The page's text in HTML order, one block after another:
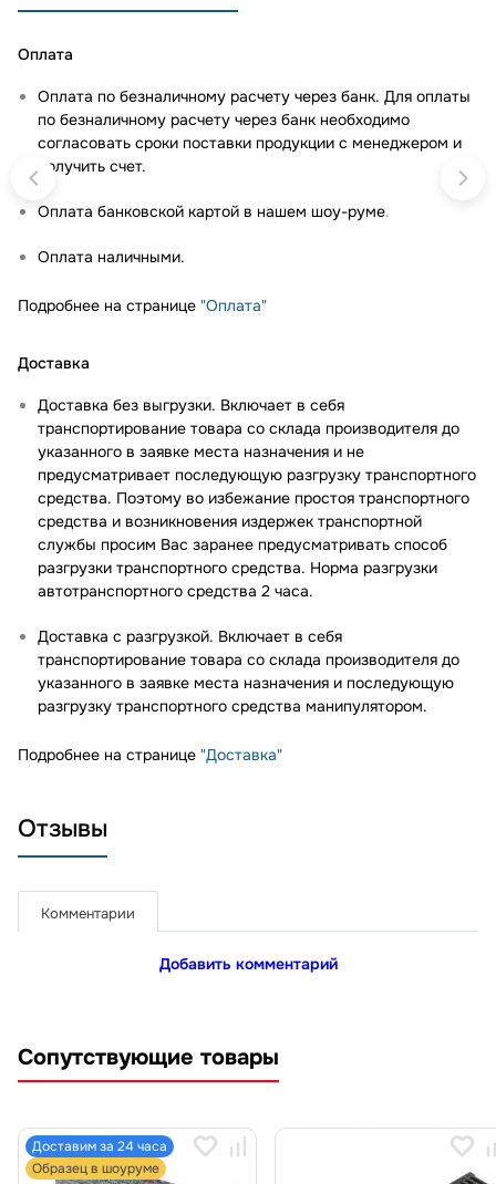
Оплата
Оплата по безналичному расчету через банк. Для оплаты
по безналичному расчету через банк необходимо
согласовать сроки поставки продукции с менеджером и
получить счет.
Оплата банковской картой в нашем шоу-руме.
Оплата наличными.
Подробнее на странице "Оплата"
Доставка
Доставка без выгрузки. Включает в себя
транспортирование товара со склада производителя до
указанного в заявке места назначения и не
предусматривает последующую разгрузку транспортного
средства. Поэтому во избежание простоя транспортного
средства и возникновения издержек транспортной
службы просим Вас заранее предусматривать способ
разгрузки транспортного средства. Норма разгрузки
автотранспортного средства 2 часа.
Доставка с разгрузкой. Включает в себя
транспортирование товара со склада производителя до
указанного в заявке места назначения и последующую
разгрузку транспортного средства манипулятором.
Подробнее на странице "Доставка"
Отзывы
Комментарии
Добавить комментарий
Сопутствующие товары
Доставим за 24 часа
Образец в шоуруме